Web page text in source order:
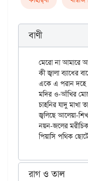
বাণী
মেরো না আমারে
কী জ্বালা ব্যাধের
একে এ পরান দহে
মদির ও-আঁখির
চাহনির যাদু মাখা
জ্বলিছে আলেয়া-
নয়ন-জলের
রাগ ও তাল